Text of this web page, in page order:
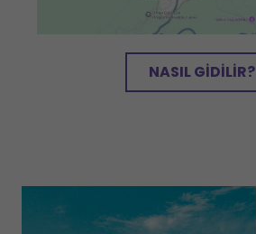
NASIL GIDILIR?